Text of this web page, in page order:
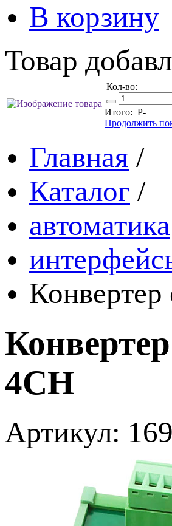
В корзину
Товар
Кол-во:
Итого: Р-
Продолжить
Главная /
Каталог /
автоматика
4CH
Артикул: